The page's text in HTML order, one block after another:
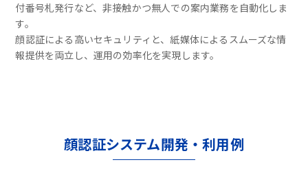
付番号札発行など、非接触かつ無人での案内業務を自動化しま
す。
顔認証による高いセキュリティと、紙媒体によるスムーズな情
報提供を両立し、運用の効率化を実現します。
顔認証システム開発・利用例